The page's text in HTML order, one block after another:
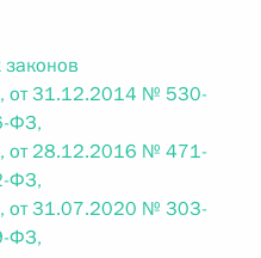
31.12.2014 № 530-
ФЗ,
28.12.2016 № 471-
ФЗ,
31.07.2020 № 303-
ФЗ,